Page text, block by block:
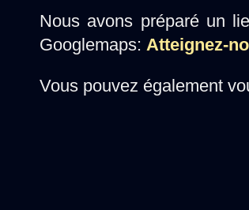
Nous avons préparé un
Googlemaps: Atteignez-
Vous pouvez également